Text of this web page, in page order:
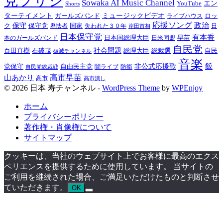
Shorts Sowaka AI Music Channel YouTube エン
ターテイメント ガールズバンド ミュージックビデオ ライブハウス ロッ
ク 保守 保守党 卑怯者 国家 失われた３０年 岸田首相 応援ソング 政治 日
本のガールズバンド
日本保守党 日本国総理大臣 日米同盟 早苗 有本香
百田直樹 石破茂 破滅チャンネル 社会問題 総理大臣 総裁選 自民党 自民
党保守 自民党総裁戦 自由民主党 闇ライブ 防衛 非公式応援歌 音楽 飯
山あかり 高市 高市早苗 高市潰し
© 2026 日本 寿チャンネル - WordPress Theme by WPEnjoy
ホーム
プライバシーポリシー
著作権・肖像権について
サイトマップ
クッキーは、当社のウェブサイト上でお客様に最高のエクス
ペリエンスを提供するために使用しています。 当サイトの
ご利用を継続された場合、ご満足いただけたものと判断させ
ていただきます。
OK